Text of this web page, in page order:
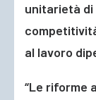
unitarietà di
al lavoro
“Le riforme